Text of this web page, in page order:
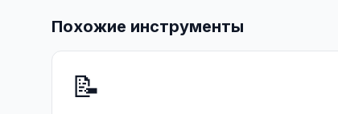
Похожие инструменты
📝